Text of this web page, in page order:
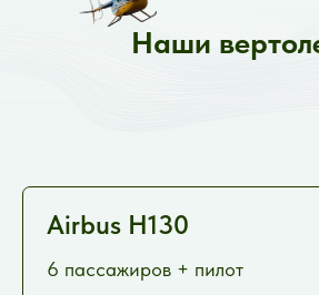
Наши
Airbus H130
6 пассажиров + пилот